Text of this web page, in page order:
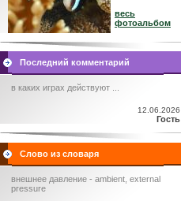
весь
фотоальбом
Последний комментарий
в каких играх действуют ...
12.06.2026
Гость
Слово из словаря
внешнее давление - ambient, external
pressure